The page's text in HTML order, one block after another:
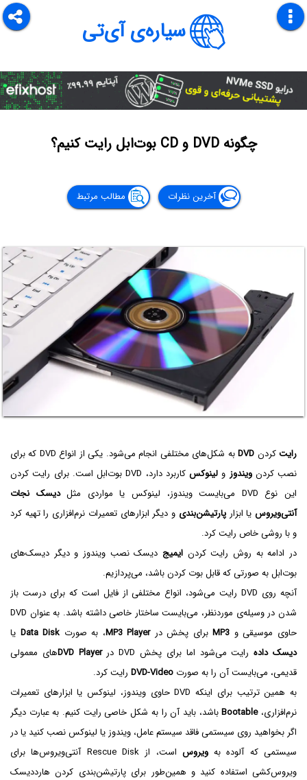
سیاره‌ی آی‌تی
چگونه DVD و CD بوت‌ابل رایت کنیم؟
آخرین نظرات مطالب مرتبط
رایتکردن DVD
به شکل‌های مختلفی انجام می‌شود. یکی از انواع DVD که برای
نصب کردنویندوز و لینوکس
کاربرد دارد، DVD بوت‌ابل است. برای رایت کردن
این نوع DVD می‌بایست ویندوز، لینوکس یا مواردی مثل
دیسک نجات
آنتی‌ویروسیا ابزارپارتیشن‌بندی و دیگر ابزارهای تعمیرات نرم‌افزاری را تهیه کرد
و با روشی خاص رایت کرد.
در ادامه به روش رایت کردن ایمیج دیسک نصب ویندوز و دیگر دیسک‌های
بوت‌ابل به صورتی که قابل بوت کردن باشد، می‌پردازیم.
آنچه روی DVD رایت می‌شود، انواع مختلفی از فایل است که برای درست باز
شدن در وسیله‌ی موردنظر، می‌بایست ساختار خاصی داشته باشد. به عنوان DVD
حاوی موسیقی و MP3برای پخش درMP3 Player، به صورت Data Disk یا
دیسک دادهرایت می‌شود اما برای پخش DVD در DVD Playerهای معمولی
قدیمی، می‌بایست آن را به صورت DVD-Video رایت کرد.
به همین ترتیب برای اینکه DVD حاوی ویندوز، لینوکس یا ابزارهای تعمیرات
نرم‌افزاری،Bootableباشد، باید آن را به شکل خاصی رایت کنیم. به عبارت دیگر
اگر بخواهید روی سیستمی فاقد سیستم عامل، ویندوز یا لینوکس نصب کنید یا در
سیستمی که آلوده بهویروس
است، از Rescue Disk آنتی‌ویروس‌ها برای
ویروس‌کشی استفاده کنید و همین‌طور برای پارتیشن‌بندی کردن هارددیسک